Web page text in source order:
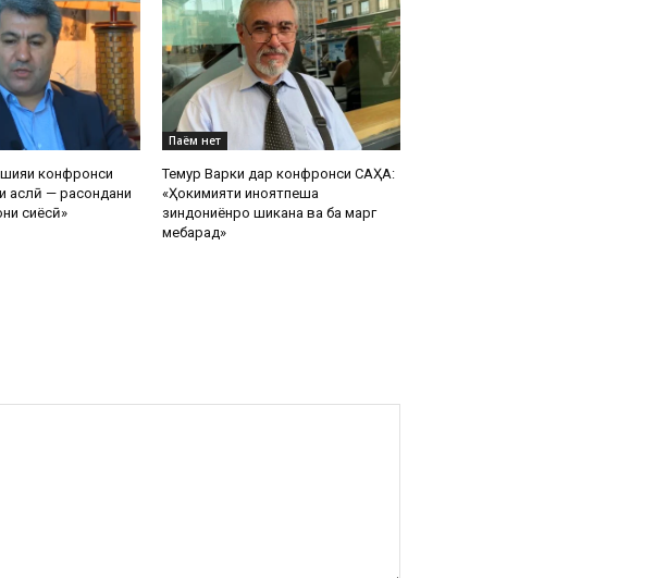
конфронси
аслӣ — расондани
сиёсӣ»
Паём нет
Темур Варки дар конфронси САҲА:
«Ҳокимияти ҷиноятпеша
зиндониёнро шиканҷа ва ба марг
мебарад»